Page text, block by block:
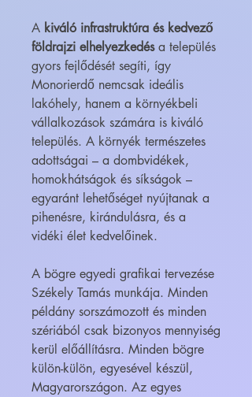
A kiváló infrastruktúra és kedvező
földrajzi elhelyezkedésa település
gyors fejlődését segíti, így
Monorierdő nemcsak ideális
lakóhely, hanem a környékbeli
vállalkozások számára is kiváló
település. A környék természetes
adottságai – a dombvidékek,
homokhátságok és síkságok –
egyaránt lehetőséget nyújtanak a
pihenésre, kirándulásra, és a
vidéki élet kedvelőinek.
A bögre egyedi grafikai tervezése
Székely Tamás munkája. Minden
példány sorszámozott és minden
szériából csak bizonyos mennyiség
kerül előállításra. Minden bögre
külön-külön, egyesével készül,
Magyarországon. Az egyes